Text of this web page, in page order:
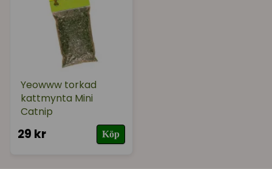
hålla den fräsch länge!
Yeowww torkad
kattmynta Mini
Catnip
29 kr Köp